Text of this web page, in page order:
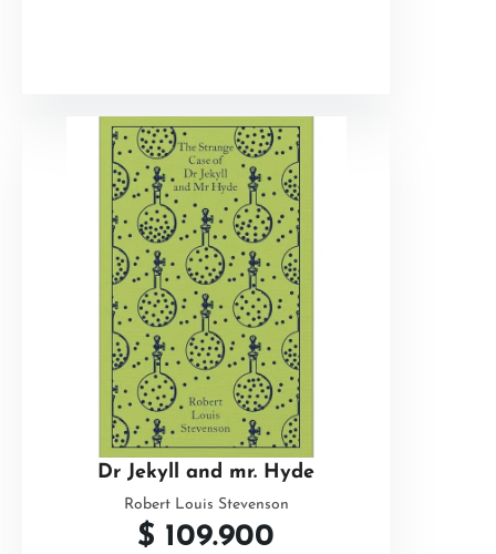
Dr Jekyll and mr. Hyde
Robert Louis Stevenson
$ 109.900